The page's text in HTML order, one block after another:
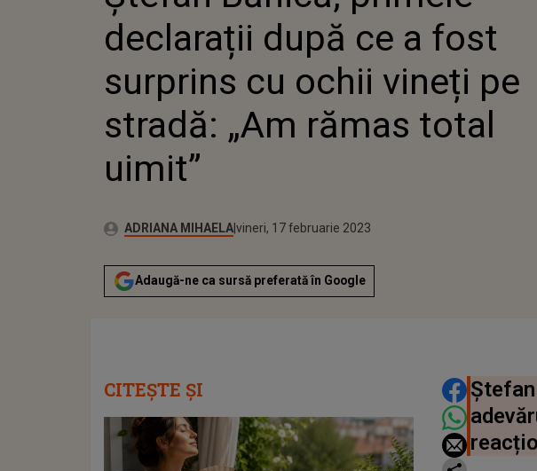
STRADĂ: „AM RĂMAS TOTAL
UIMIT”
declarații după ce a fost
surprins cu ochii vineți pe
stradă: „Am rămas total
uimit”
Autor:ADRIANA MIHAELAPublicat:
joi, 17 februarie 2022
Actualizat:
vineri, 17 februarie 2023
Adaugă-ne ca sursă preferată în Google
CITEȘTE ȘI